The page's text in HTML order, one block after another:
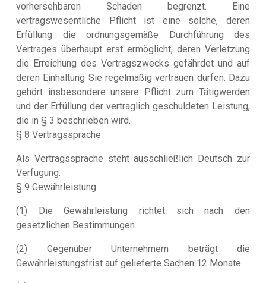
vorhersehbaren Schaden begrenzt. Eine
vertragswesentliche Pflicht ist eine solche, deren
Erfüllung die ordnungsgemäße Durchführung des
Vertrages überhaupt erst ermöglicht, deren Verletzung
die Erreichung des Vertragszwecks gefährdet und auf
deren Einhaltung Sie regelmäßig vertrauen dürfen. Dazu
gehört insbesondere unsere Pflicht zum Tätigwerden
und der Erfüllung der vertraglich geschuldeten Leistung,
die in § 3 beschrieben wird.
§ 8 Vertragssprache
Als Vertragssprache steht ausschließlich Deutsch zur
Verfügung.
§ 9 Gewährleistung
(1) Die Gewährleistung richtet sich nach den
gesetzlichen Bestimmungen.
(2) Gegenüber Unternehmern beträgt die
Gewährleistungsfrist auf gelieferte Sachen 12 Monate.